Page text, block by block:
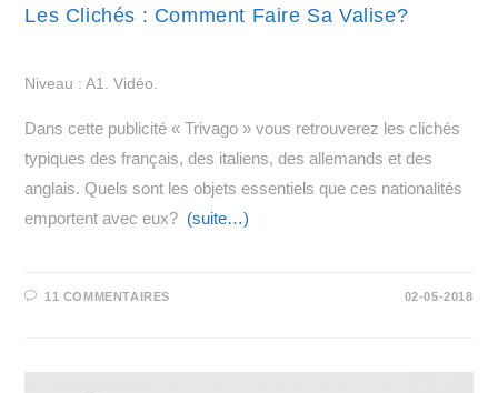
Les Clichés : Comment Faire Sa Valise?
Niveau : A1. Vidéo.
Dans cette publicité « Trivago » vous retrouverez les clichés
typiques des français, des italiens, des allemands et des
anglais. Quels sont les objets essentiels que ces nationalités
emportent avec eux? (suite…)
11 COMMENTAIRES 02-05-2018